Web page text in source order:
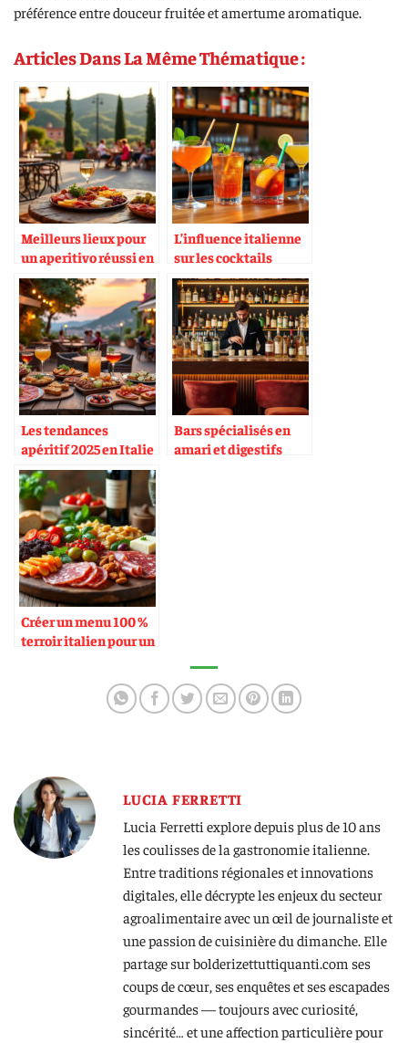
préférence entre douceur fruitée et amertume aromatique.
Articles Dans La Même Thématique :
Meilleurs lieux pour
un aperitivo réussi en
Italie
L’influence italienne
sur les cocktails
modernes
Les tendances
apéritif 2025 en Italie
Bars spécialisés en
amari et digestifs
Créer un menu 100 %
terroir italien pour un
LUCIA FERRETTI
Lucia Ferretti explore depuis plus de 10 ans
les coulisses de la gastronomie italienne.
Entre traditions régionales et innovations
digitales, elle décrypte les enjeux du secteur
agroalimentaire avec un œil de journaliste et
une passion de cuisinière du dimanche. Elle
partage sur bolderizettuttiquanti.com ses
coups de cœur, ses enquêtes et ses escapades
gourmandes — toujours avec curiosité,
sincérité… et une affection particulière pour